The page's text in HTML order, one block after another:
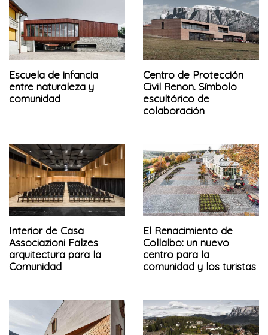
Escuela de infancia
entre naturaleza y
comunidad
Centro de Protección
Civil Renon. Símbolo
escultórico de
colaboración
Interior de Casa
Associazioni Falzes
arquitectura para la
Comunidad
El Renacimiento de
Collalbo: un nuevo
centro para la
comunidad y los turistas